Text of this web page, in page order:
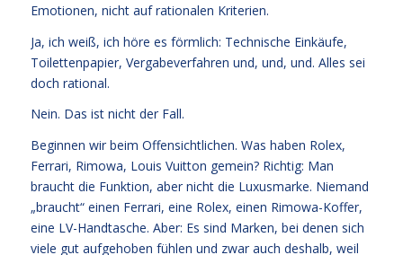
Emotionen, nicht auf rationalen Kriterien.
Ja, ich weiß, ich höre es förmlich: Technische Einkäufe,
Toilettenpapier, Vergabeverfahren und, und, und. Alles sei
doch rational.
Nein. Das ist nicht der Fall.
Beginnen wir beim Offensichtlichen. Was haben Rolex,
Ferrari, Rimowa, Louis Vuitton gemein? Richtig: Man
braucht die Funktion, aber nicht die Luxusmarke. Niemand
„braucht“ einen Ferrari, eine Rolex, einen Rimowa-Koffer,
eine LV-Handtasche. Aber: Es sind Marken, bei denen sich
viele gut aufgehoben fühlen und zwar auch deshalb, weil